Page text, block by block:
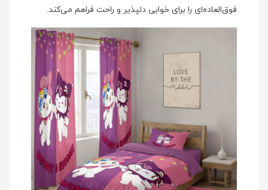
فوق‌العاده‌ای را برای خوابی دلپذیر و راحت فراهم می‌کند.